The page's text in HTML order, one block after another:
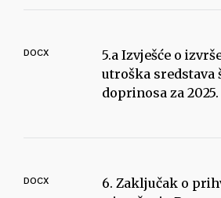
DOCX
5.a Izvješće o
utroška sredstava
doprinosa za
DOCX
6. Zaključak o